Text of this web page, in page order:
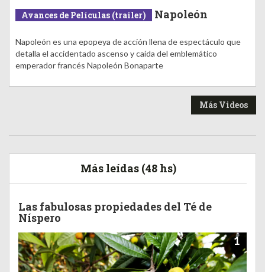
Avances de Películas (trailer) Napoleón
Napoleón es una epopeya de acción llena de espectáculo que
detalla el accidentado ascenso y caída del emblemático
emperador francés Napoleón Bonaparte
Más Videos
Más leídas (48 hs)
Las fabulosas propiedades del Té de
Níspero
1